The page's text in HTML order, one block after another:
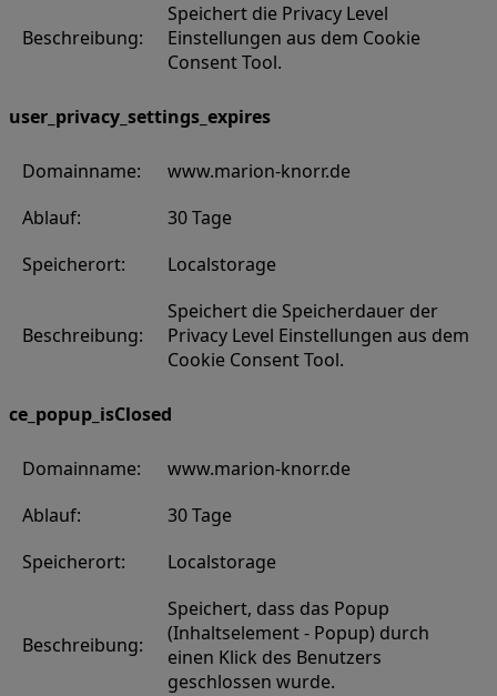
Beschreibung:
Speichert die Privacy Level
Einstellungen aus dem Cookie
Consent Tool.
user_privacy_settings_expires
Domainname:
www.marion-knorr.de
Ablauf:
30 Tage
Speicherort:
Localstorage
Beschreibung:
Speichert die Speicherdauer der
Privacy Level Einstellungen aus dem
Cookie Consent Tool.
ce_popup_isClosed
Domainname:
www.marion-knorr.de
Ablauf:
30 Tage
Speicherort:
Localstorage
Beschreibung:
Speichert, dass das Popup
(Inhaltselement - Popup) durch
einen Klick des Benutzers
geschlossen wurde.